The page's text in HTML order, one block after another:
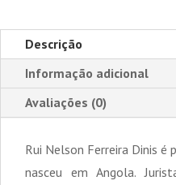
Descrição
Informação adicional
Avaliações (0)
Rui Nelson Ferreira Dinis
nasceu em Angola.